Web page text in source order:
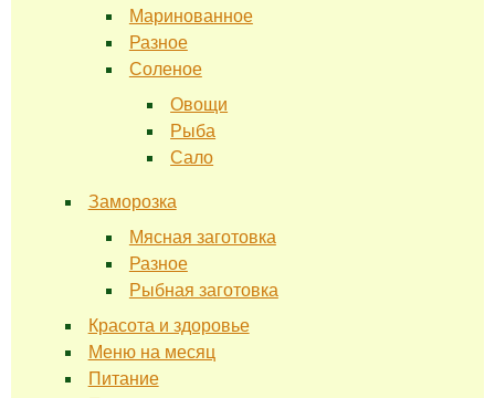
Маринованное
Разное
Соленое
Овощи
Рыба
Сало
Заморозка
Мясная заготовка
Разное
Рыбная заготовка
Красота и здоровье
Меню на месяц
Питание